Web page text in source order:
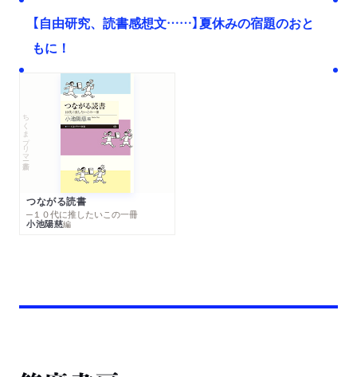
【自由研究、読書感想文……】夏休みの宿題のおと
もに！
ちくまプリマー新書
つながる読書
─１０代に推したいこの一冊
小池陽慈編